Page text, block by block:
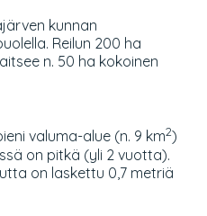
kunnan
Reilun 200 ha
n. 50 ha kokoinen
valuma-alue (n. 9 km2)
on pitkä (yli 2 vuotta).
on laskettu 0,7 metriä